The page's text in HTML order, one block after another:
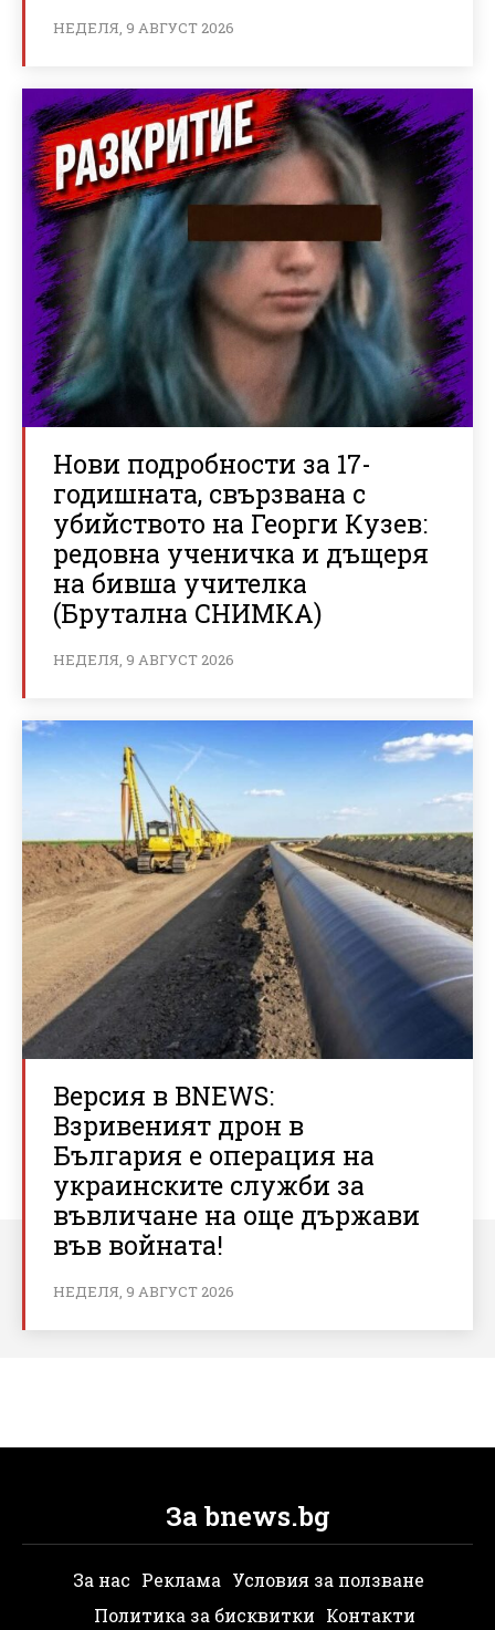
НЕДЕЛЯ, 9 АВГУСТ 2026
Нови подробности за 17-
годишната, свързвана с
убийството на Георги Кузев:
редовна ученичка и дъщеря
на бивша учителка
(Брутална СНИМКА)
НЕДЕЛЯ, 9 АВГУСТ 2026
Версия в BNEWS:
Взривеният дрон в
България е операция на
украинските служби за
въвличане на още държави
във войната!
НЕДЕЛЯ, 9 АВГУСТ 2026
За bnews.bg
За нас Реклама Условия за ползване
Политика за бисквитки Контакти